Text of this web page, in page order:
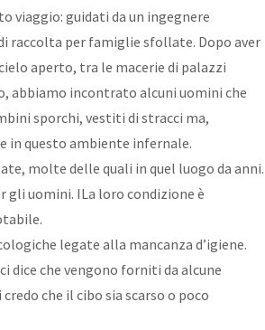
viaggio: guidati da un ingegnere
raccolta per famiglie sfollate. Dopo aver
aperto, tra le macerie di palazzi
abbiamo incontrato alcuni uomini che
sporchi, vestiti di stracci ma,
in questo ambiente infernale.
molte delle quali in quel luogo da anni.
gli uomini. ILa loro condizione è
legate alla mancanza d’igiene.
dice che vengono forniti da alcune
che il cibo sia scarso o poco